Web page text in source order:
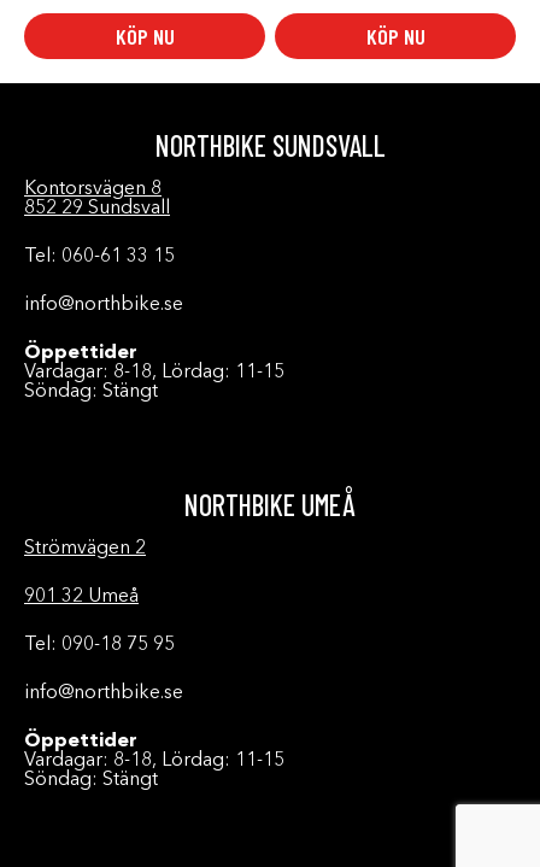
KÖP NU KÖP NU
NORTHBIKE SUNDSVALL
Kontorsvägen 8
852 29 Sundsvall
Tel: 060-61 33 15
info@northbike.se
Öppettider
Vardagar: 8-18, Lördag: 11-15
Söndag: Stängt
NORTHBIKE UMEÅ
Strömvägen 2
901 32 Umeå
Tel: 090-18 75 95
info@northbike.se
Öppettider
Vardagar: 8-18, Lördag: 11-15
Söndag: Stängt